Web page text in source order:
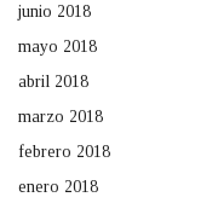
junio 2018
mayo 2018
abril 2018
marzo 2018
febrero 2018
enero 2018